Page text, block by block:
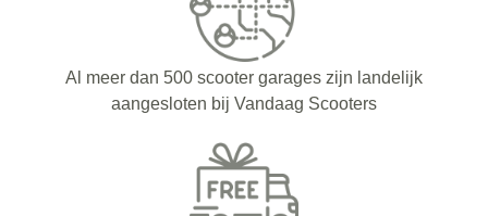
Al meer dan 500 scooter garages zijn landelijk
aangesloten bij Vandaag Scooters